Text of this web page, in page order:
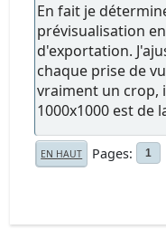
En fait je
prévisualisation
d'exportation.
chaque prise de
vraiment un crop,
1000x1000 est de
EN HAUT Pages 1